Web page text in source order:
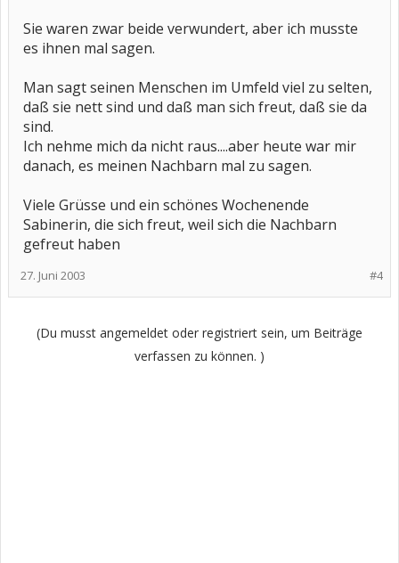
Sie waren zwar beide verwundert, aber ich musste
es ihnen mal sagen.
Man sagt seinen Menschen im Umfeld viel zu selten,
daß sie nett sind und daß man sich freut, daß sie da
sind.
Ich nehme mich da nicht raus....aber heute war mir
danach, es meinen Nachbarn mal zu sagen.
Viele Grüsse und ein schönes Wochenende
Sabinerin, die sich freut, weil sich die Nachbarn
gefreut haben
#4
27. Juni 2003
(Du musst angemeldet oder registriert sein, um Beiträge
verfassen zu können. )